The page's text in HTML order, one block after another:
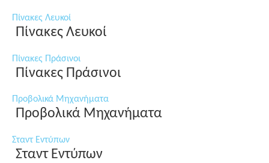
Πίνακες Λευκοί
Πίνακες Λευκοί
Πίνακες Πράσινοι
Πίνακες Πράσινοι
Προβολικά Μηχανήματα
Προβολικά Μηχανήματα
Σταντ Εντύπων
Σταντ Εντύπων